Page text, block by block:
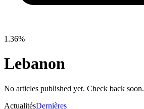
1.36%
Lebanon
No articles published yet. Check back soon.
ActualitésDernières